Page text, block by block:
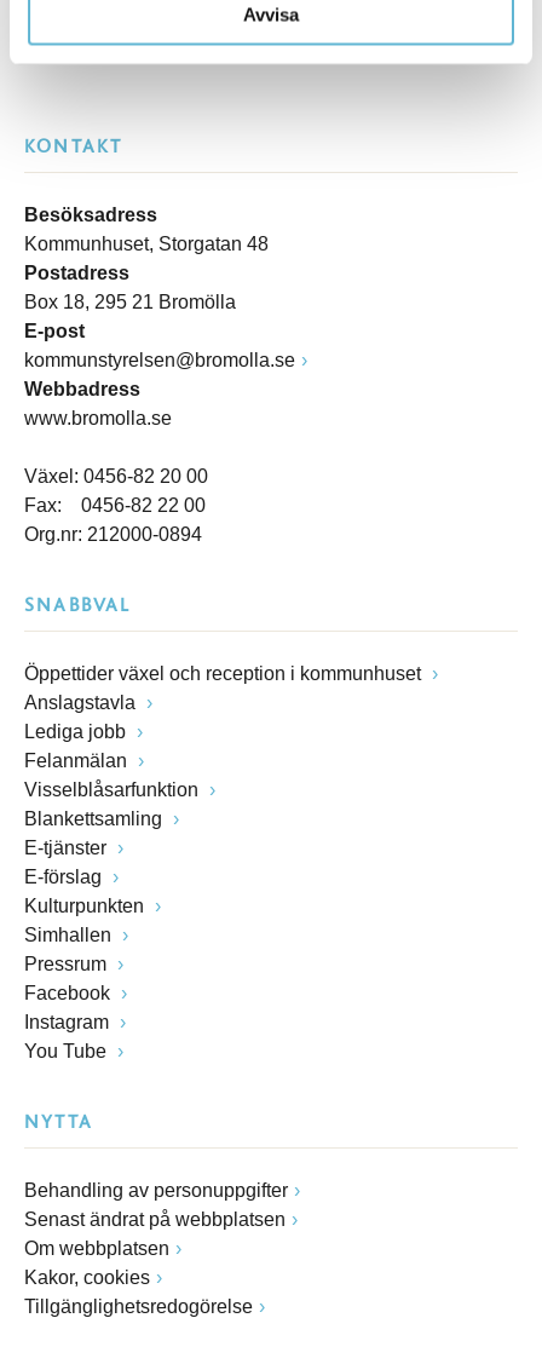
Avvisa
KONTAKT
Besöksadress
Kommunhuset, Storgatan 48
Postadress
Box 18, 295 21 Bromölla
E-post
kommunstyrelsen@bromolla.se
Webbadress
www.bromolla.se
Växel: 0456-82 20 00
Fax: 0456-82 22 00
Org.nr: 212000-0894
SNABBVAL
Öppettider växel och reception i kommunhuset
Anslagstavla
Lediga jobb
Felanmälan
Visselblåsarfunktion
Blankettsamling
E-tjänster
E-förslag
Kulturpunkten
Simhallen
Pressrum
Facebook
Instagram
You Tube
NYTTA
Behandling av personuppgifter
Senast ändrat på webbplatsen
Om webbplatsen
Kakor, cookies
Tillgänglighetsredogörelse